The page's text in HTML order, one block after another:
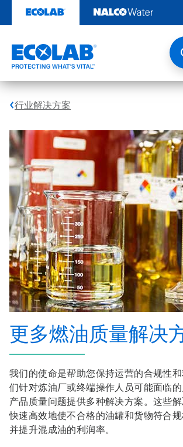
至
行业解决方案
更多燃油质量解决
我们的使命是帮助您保持运营的合规性
们针对炼油厂或终端操作人员可能面临
产品质量问题提供多种解决方案。这些
快速高效地使不合格的油罐和货物符合
并提升混成油的利润率。